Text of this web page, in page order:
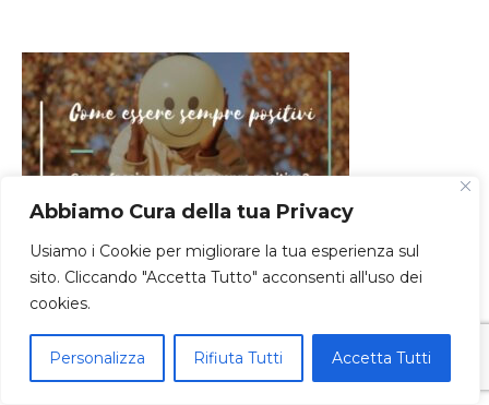
Abbiamo Cura della tua Privacy
Usiamo i Cookie per migliorare la tua esperienza sul
sito. Cliccando "Accetta Tutto" acconsenti all'uso dei
cookies.
Personalizza Rifiuta Tutti Accetta Tutti
Come essere sempre positivi? (Ecco perché non dovresti
sforzarti)